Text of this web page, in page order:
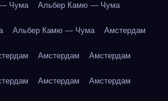
Чума Альбер Камю — Чума
Альбер Камю — Чума Амстердам
Амстердам Амстердам
Амстердам Амстердам